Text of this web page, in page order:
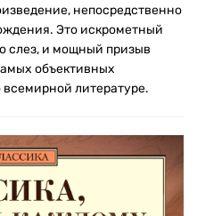
непосредственно
Это искрометный
слез, и мощный призыв
объективных
всемирной литературе.